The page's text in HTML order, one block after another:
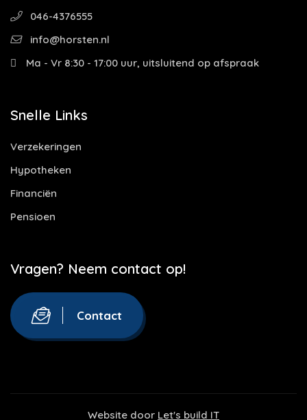
046-4376555
info@horsten.nl
Ma - Vr 8:30 - 17:00 uur, uitsluitend op afspraak
Snelle Links
Verzekeringen
Hypotheken
Financiën
Pensioen
Vragen? Neem contact op!
Contact
Website door Let's build IT